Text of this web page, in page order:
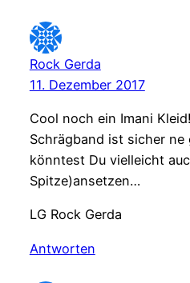
Rock Gerda
11. Dezember 2017
Cool noch ein Imani
Schrägband ist sicher ne
könntest Du vielleicht
Spitze)ansetzen…
LG Rock Gerda
Antworten